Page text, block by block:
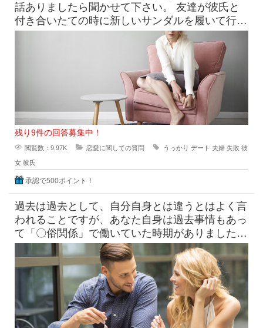
話ありましたら聞かせて下さい。 友達が彼氏と
付き合いたての時に新しいサンダルを履いて行っ
たら、見事に靴擦れを
残り9件の回答募集中！
閲覧数：9.97K 恋愛に関しての質問 うっかり デート 夫婦 失敗 彼
女 彼氏
承認で500ポイント！
過去は過去として、自分自身とは違うとはよく言
われることですが、あなた自身は過去事情もあっ
て「〇俗関係」で働いていた時期がありました
が、それを経ていまの自分がある